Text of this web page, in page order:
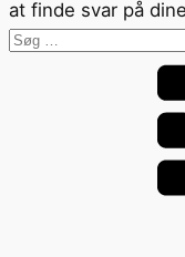
at finde svar på
Søg